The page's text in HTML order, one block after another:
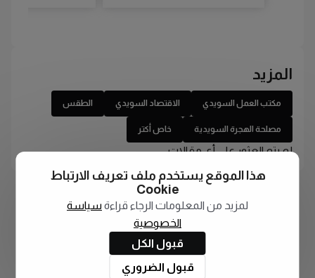
المزيد
مكتب العمل السويدي الاقتصاد السويدي الطقس
مصلحة الهجرة السويدية خاص أكتر
لم يتم العثور على أي مقالات
هذا الموقع يستخدم ملف تعريف الارتباط
Cookie
لمزيد من المعلومات الرجاء قراءة سياسة
الخصوصية
قبول الكل
قبول الضروري